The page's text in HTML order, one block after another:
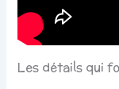
Les détails qui